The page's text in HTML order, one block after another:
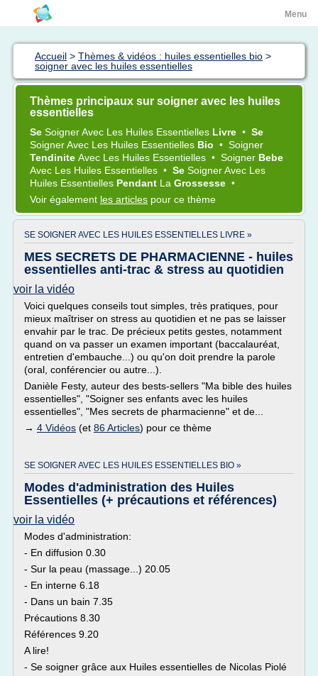
Menu
Accueil > Thèmes & vidéos : huiles essentielles bio >
soigner avec les huiles essentielles
Thèmes principaux sur soigner avec les huiles
essentielles
Se SoignerAvec Les Huiles Essentielles Livre • Se
SoignerAvec Les Huiles Essentielles Bio • Soigner
Tendinite Avec Les Huiles Essentielles • Soigner Bebe
Avec Les Huiles Essentielles • Se SoignerAvec Les
Huiles Essentielles Pendant La Grossesse •
Voir également les articles pour ce thème
SE SOIGNER AVEC LES HUILES ESSENTIELLES LIVRE »
MES SECRETS DE PHARMACIENNE - huiles
essentielles anti-trac & stress au quotidien
voir la vidéo
Voici quelques conseils tout simples, très pratiques, pour
mieux maîtriser on stress au quotidien et ne pas se laisser
envahir par le trac. De précieux petits gestes, notamment
quand on va passer un examen important (baccalauréat,
entretien d'embauche...) ou qu'on doit prendre la parole
(oral, conférencier ou autre...).
Danièle Festy, auteur des bests-sellers "Ma bible des huiles
essentielles", "Soigner ses enfants avec les huiles
essentielles", "Mes secrets de pharmacienne" et de...
→ 4 Vidéos (et 86 Articles) pour ce thème
SE SOIGNER AVEC LES HUILES ESSENTIELLES BIO »
Modes d'administration des Huiles
Essentielles (+ précautions et références)
voir la vidéo
Modes d'administration:
- En diffusion 0.30
- Sur la peau (massage...) 20.05
- En interne 6.18
- Dans un bain 7.35
Précautions 8.30
Références 9.20
A lire!
- Se soigner grâce aux Huiles essentielles de Nicolas Piolé